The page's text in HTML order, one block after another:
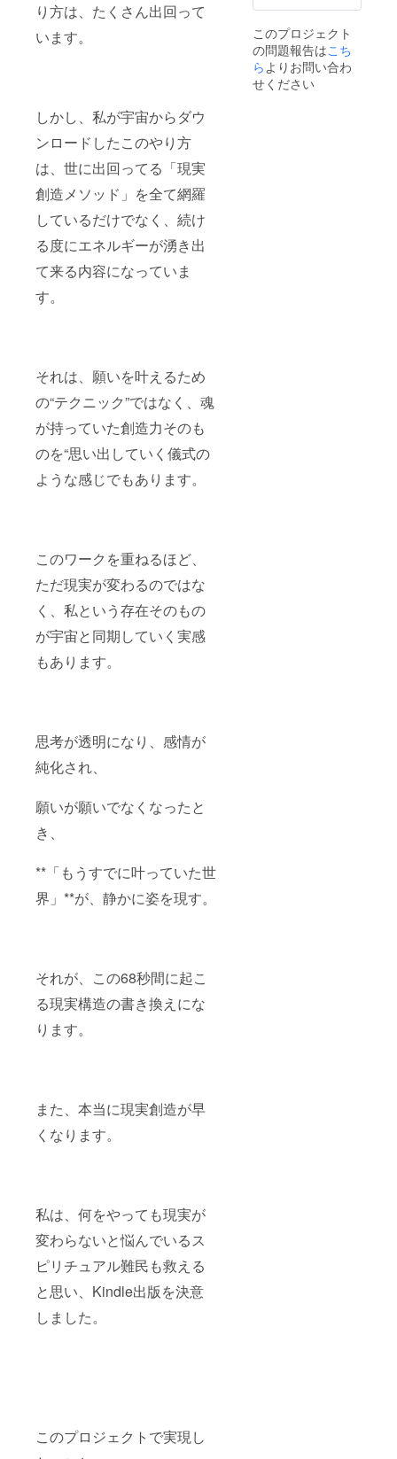
り方は、たくさん出回って
います。
しかし、私が宇宙からダウ
ンロードしたこのやり方
は、世に出回ってる「現実
創造メソッド」を全て網羅
しているだけでなく、続け
る度にエネルギーが湧き出
て来る内容になっていま
す。
それは、願いを叶えるため
の“テクニック”ではなく、魂
が持っていた創造力そのも
のを“思い出していく儀式の
ような感じでもあります。
このワークを重ねるほど、
ただ現実が変わるのではな
く、私という存在そのもの
が宇宙と同期していく実感
もあります。
思考が透明になり、感情が
純化され、
願いが願いでなくなったと
き、
**「もうすでに叶っていた世
界」**が、静かに姿を現す。
それが、この68秒間に起こ
る現実構造の書き換えにな
ります。
また、本当に現実創造が早
くなります。
私は、何をやっても現実が
変わらないと悩んでいるス
ピリチュアル難民も救える
と思い、Kindle出版を決意
しました。
このプロジェクトで実現し
このプロジェクト
の問題報告はこち
ら よりお問い合わ
せください